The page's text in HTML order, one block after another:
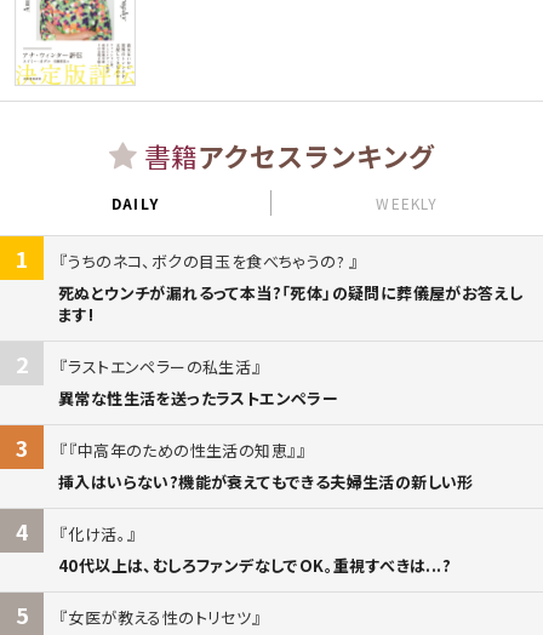
書籍アクセスランキング
DAILY WEEKLY
1
うちのネコ、ボクの目玉を食べちゃうの?
死ぬとウンチが漏れるって本当?「死体」の疑問に葬儀屋がお答えし
ます!
2
ラストエンペラーの私生活
異常な性生活を送ったラストエンペラー
3
『中高年のための性生活の知恵』
挿入はいらない?機能が衰えてもできる夫婦生活の新しい形
4
化け活。
40代以上は、むしろファンデなしでOK。重視すべきは...?
5
女医が教える性のトリセツ